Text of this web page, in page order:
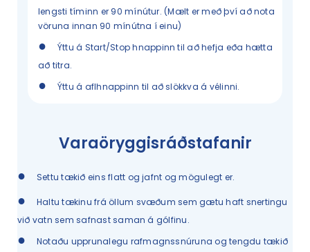
lengsti tíminn er 90 mínútur. (Mælt er með því að nota
vöruna innan 90 mínútna í einu)
●
Ýttu á Start/Stop hnappinn til að hefja eða hætta
að titra.
● Ýttu á aflhnappinn til að slökkva á vélinni.
Varaöryggisráðstafanir
● Settu tækið eins flatt og jafnt og mögulegt er.
●
Haltu tækinu frá öllum svæðum sem gætu haft snertingu
við vatn sem safnast saman á gólfinu.
●
Notaðu upprunalegu rafmagnssnúruna og tengdu tækið